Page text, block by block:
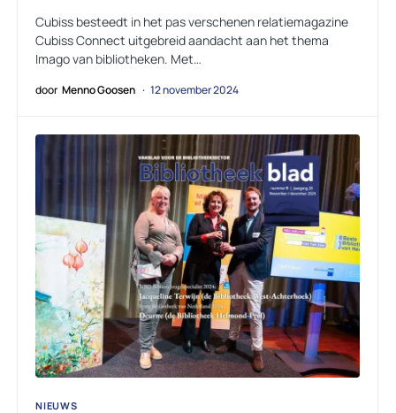
Cubiss besteedt in het pas verschenen relatiemagazine
Cubiss Connect uitgebreid aandacht aan het thema
Imago van bibliotheken. Met…
door Menno Goosen 12 november 2024
NIEUWS